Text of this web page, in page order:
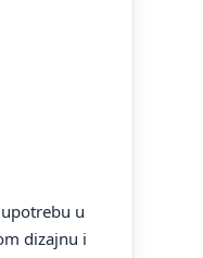
u
dizajnu i